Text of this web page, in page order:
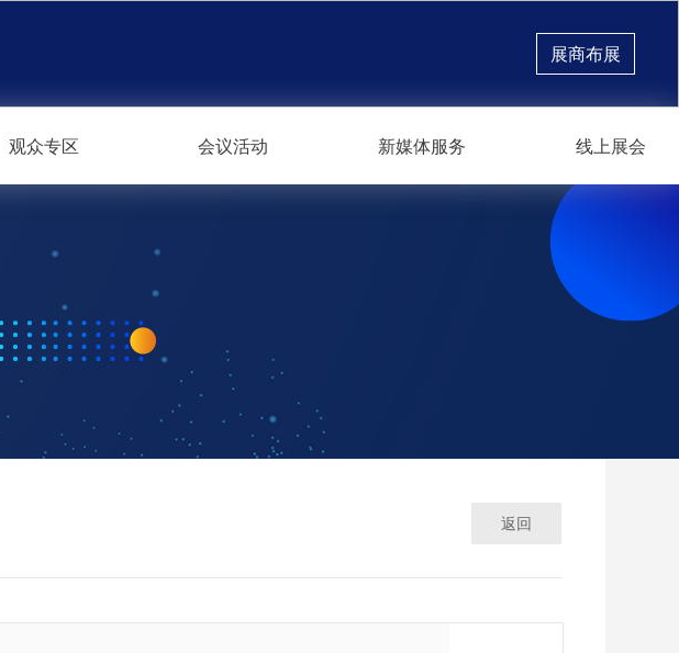
展商布展
观众专区 会议活动 新媒体服务 线上展会
返回